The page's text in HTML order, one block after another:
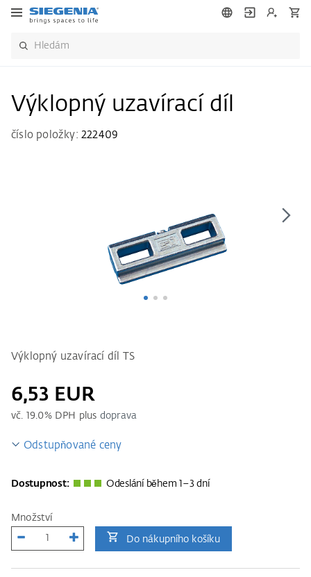
Výklopný uzavírací díl
číslo položky: 222409
Výklopný uzavírací díl TS
6,53 EUR
vč. 19.0% DPH plus doprava
Odstupňované ceny
Dostupnost: Odeslání během 1–3 dní
Množství
Do nákupního košíku